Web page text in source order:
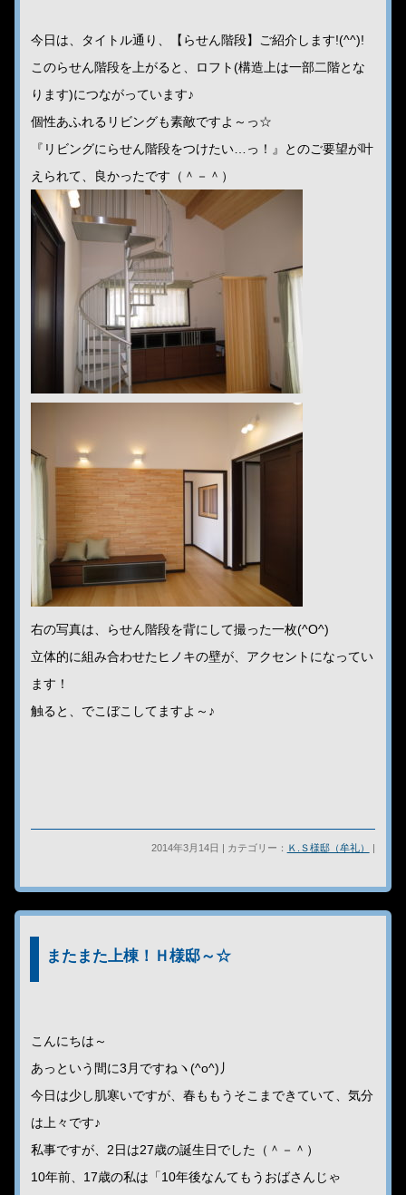
今日は、タイトル通り、【らせん階段】ご紹介します!(^^)!
このらせん階段を上がると、ロフト(構造上は一部二階とな
ります)につながっています♪
個性あふれるリビングも素敵ですよ～っ☆
『リビングにらせん階段をつけたい…っ！』とのご要望が叶
えられて、良かったです（＾－＾）
右の写真は、らせん階段を背にして撮った一枚(^O^)
立体的に組み合わせたヒノキの壁が、アクセントになってい
ます！
触ると、でこぼこしてますよ～♪
2014年3月14日 | カテゴリー： Ｋ.Ｓ様邸（牟礼） |
またまた上棟！Ｈ様邸～☆
こんにちは～
あっという間に3月ですねヽ(^o^)丿
今日は少し肌寒いですが、春ももうそこまできていて、気分
は上々です♪
私事ですが、2日は27歳の誕生日でした（＾－＾）
10年前、17歳の私は「10年後なんてもうおばさんじゃ